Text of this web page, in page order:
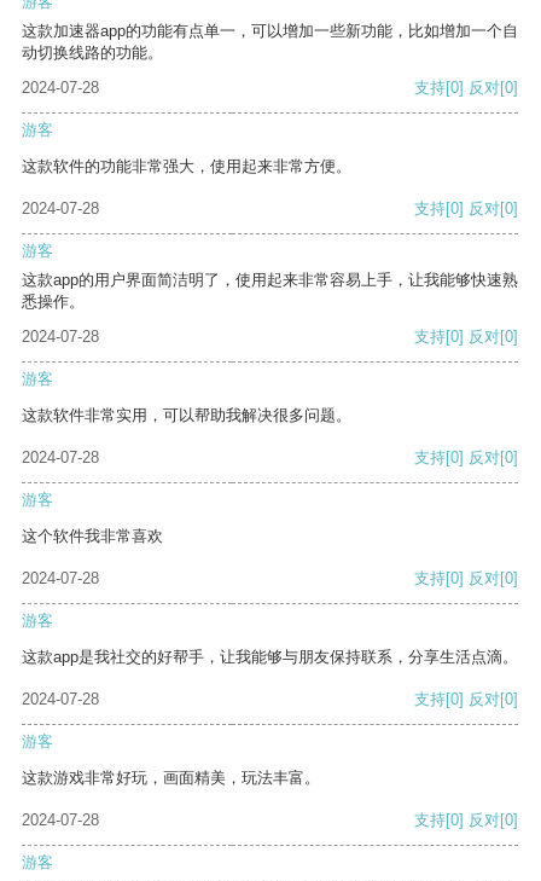
这款加速器app的功能有点单一，可以增加一些新功能，比如增加一个自
动切换线路的功能。
2024-07-28
支持[0] 反对[0]
游客
这款软件的功能非常强大，使用起来非常方便。
2024-07-28 支持[0] 反对[0]
游客
这款app的用户界面简洁明了，使用起来非常容易上手，让我能够快速熟
悉操作。
2024-07-28
支持[0] 反对[0]
游客
这款软件非常实用，可以帮助我解决很多问题。
2024-07-28 支持[0] 反对[0]
游客
这个软件我非常喜欢
2024-07-28 支持[0] 反对[0]
游客
这款app是我社交的好帮手，让我能够与朋友保持联系，分享生活点滴。
2024-07-28 支持[0] 反对[0]
游客
这款游戏非常好玩，画面精美，玩法丰富。
2024-07-28 支持[0] 反对[0]
游客